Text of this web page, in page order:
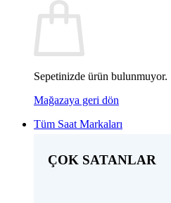
Sepetinizde ürün bulunmuyor.
Mağazaya geri dön
Tüm Saat Markaları
ÇOK SATANLAR